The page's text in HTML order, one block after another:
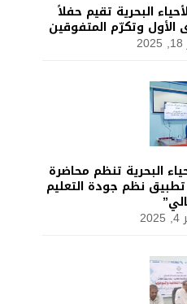
البحرية تقيم حفلاً
وتكرّم المتفوقين
البحرية تنظم محاضرة
نظم جودة التعليم